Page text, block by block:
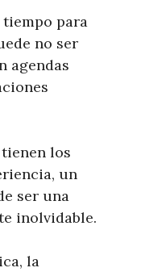
tiempo para
no ser
agendas
los
un
ser una
inolvidable.
la